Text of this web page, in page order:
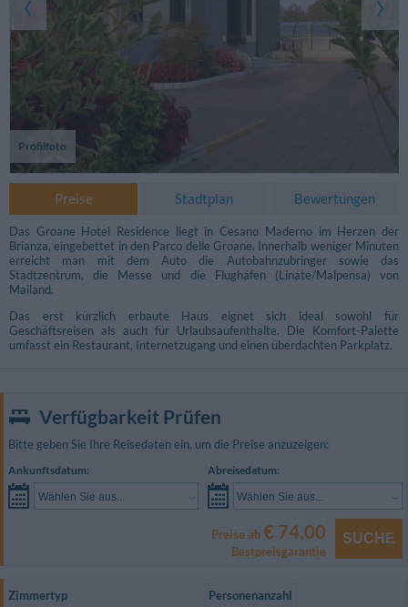
Profilfoto
Preise Stadtplan Bewertungen
Das Groane Hotel Residence liegt in Cesano Maderno im Herzen der
Brianza, eingebettet in den Parco delle Groane. Innerhalb weniger Minuten
erreicht man mit dem Auto die Autobahnzubringer sowie das
Stadtzentrum, die Messe und die Flughäfen (Linate/Malpensa) von
Mailand.
Das erst kürzlich erbaute Haus eignet sich ideal sowohl für
Geschäftsreisen als auch für Urlaubsaufenthalte. Die Komfort-Palette
umfasst ein Restaurant, Internetzugang und einen überdachten Parkplatz.
Verfügbarkeit Prüfen
Bitte geben Sie Ihre Reisedaten ein, um die Preise anzuzeigen:
Ankunftsdatum:
Wählen Sie aus...
Abreisedatum:
Wählen Sie aus...
Preise ab€ 74,00
Bestpreisgarantie
SUCHE
Zimmertyp Personenanzahl